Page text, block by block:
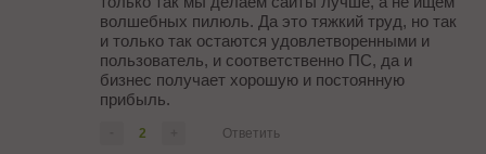
волшебных пилюль. Да это тяжкий труд, но так
и только так остаются удовлетворенными и
пользователь, и соответственно ПС, да и
бизнес получает хорошую и постоянную
прибыль.
2 Ответить